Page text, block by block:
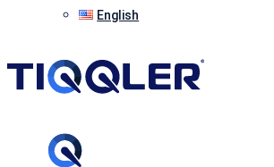
English